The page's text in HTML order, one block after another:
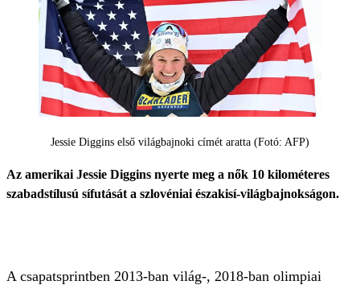
Jessie Diggins első világbajnoki címét aratta (Fotó: AFP)
Az amerikai Jessie Diggins nyerte meg a nők 10 kilométeres
szabadstílusú sífutását a szlovéniai északisí-világbajnokságon.
A csapatsprintben 2013-ban világ-, 2018-ban olimpiai